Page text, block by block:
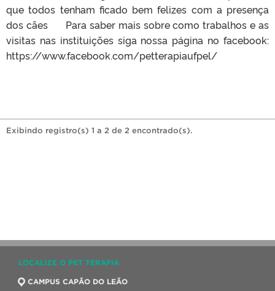
que todos tenham ficado bem felizes com a presença
dos cães Para saber mais sobre como trabalhos e as
visitas nas instituições siga nossa página no facebook:
https://www.facebook.com/petterapiaufpel/
Exibindo registro(s) 1 a 2 de 2 encontrado(s).
LOCALIZE O PET TERAPIA
CAMPUS CAPÃO DO LEÃO